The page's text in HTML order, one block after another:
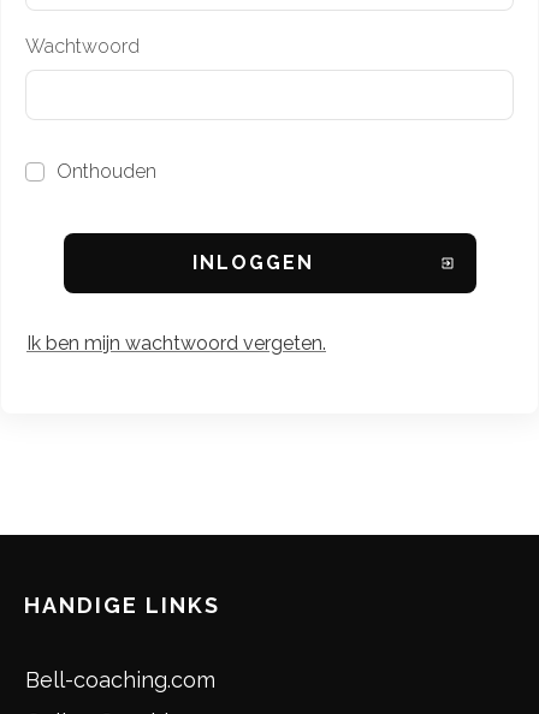
Wachtwoord
Onthouden
INL OGGEN
Ik ben mijn wachtwoord vergeten.
HANDIGE LINKS
Bell-coaching.com